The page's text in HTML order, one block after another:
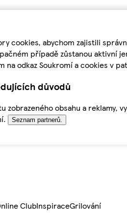
cookies, abychom zajistili
případě zůstanou
na odkaz Soukromí a cookies v
důvodů
obsahu a
Seznam partnerů.
ClubInspiraceGrilování